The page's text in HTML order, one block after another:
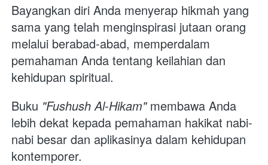
Bayangkan diri Anda menyerap hikmah yang
sama yang telah menginspirasi jutaan orang
melalui berabad-abad, memperdalam
pemahaman Anda tentang keilahian dan
kehidupan spiritual.
Buku "Fushush Al-Hikam" membawa Anda
lebih dekat kepada pemahaman hakikat nabi-
nabi besar dan aplikasinya dalam kehidupan
kontemporer.